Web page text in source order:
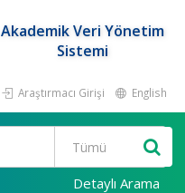
Akademik Veri Yönetim
Sistemi
Araştırmacı Girişi English
Detaylı Arama